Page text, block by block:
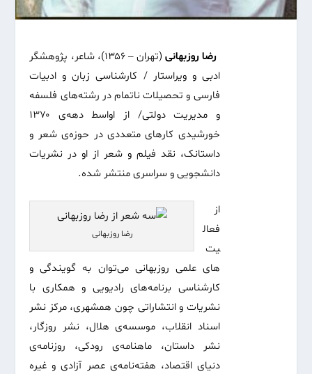
رضا روزبهانی
(تهران – ۱۳۵۶)، شاعر، پژوهشگر
ادبی و ویراستار / کارشناسی زبان و ادبیات
فارسی و تحصیلات ناتمام در رشته‌های فلسفه
و مدیریت دولتی/ از اواسط دهه‌ی ۱۳۷۰
خورشیدی کارهای متعددی در حوزه‌ی شعر و
داستانک، نقد فیلم و شعر از او در نشریات
دانشجویی و سراسری منتشر شده.
رضا روزبهانی
از
فعال
یت‌
های علمی روزبهانی می‌توان به گویندگی و
کارشناسی برنامه‌های رادیویی و همکاری با
نشریات و انتشاراتی چون همشهری، مرکز نشر
اسناد انقلاب، موسسه‌ی هلال، نشر روزگار،
نشر داستان، ماهنامه‌ی رودکی، روزنامه‌ی
دنیای اقتصاد، هفته‌نامه‌ی عصر آزادی و غیره